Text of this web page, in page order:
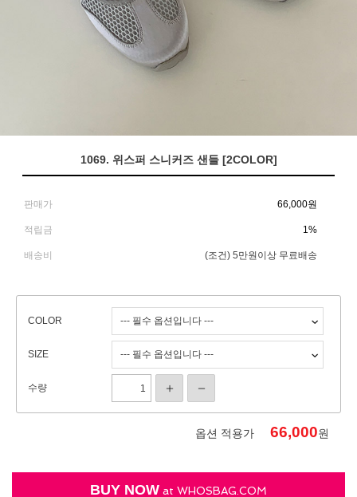
1069. 위스퍼 스니커즈 샌들 [2COLOR]
판매가 66,000원
적립금 1%
배송비 (조건) 5만원이상 무료배송
COLOR
SIZE
수량
옵션 적용가 66,000원
BUY NOW at WHOSBAG.COM